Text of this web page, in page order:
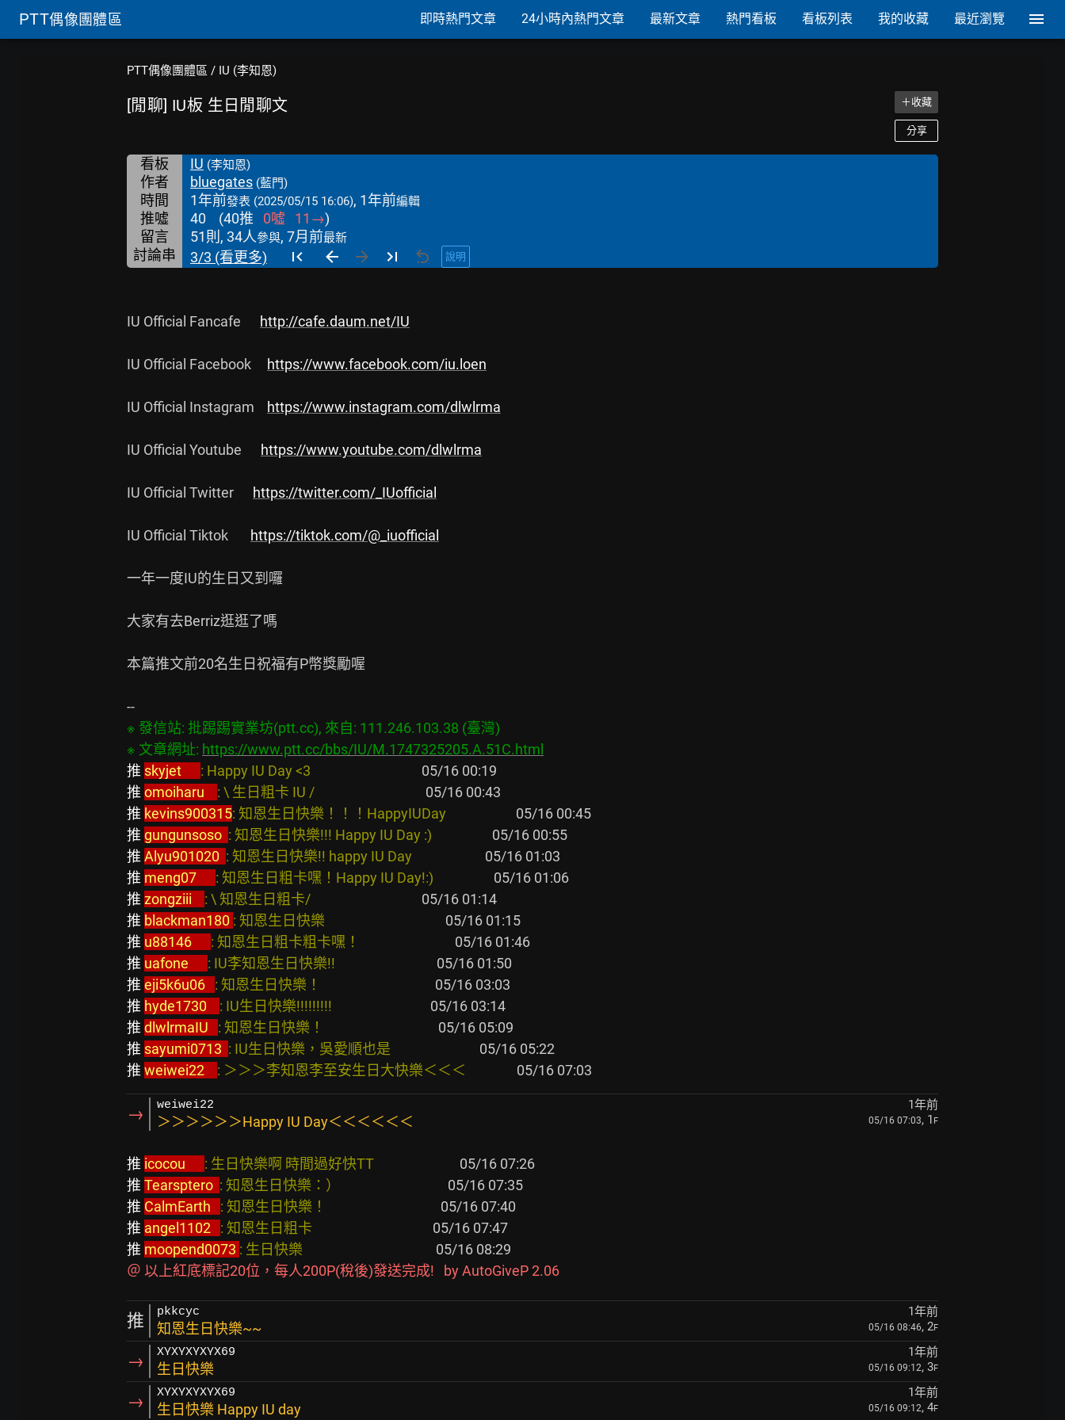
PTT偶像團體區 即時熱門文章 24小時內熱門文章 最新文章 熱門看板 看板列表 我的收藏 最近瀏覽
PTT偶像團體區 / IU (李知恩)
[閒聊] IU板 生日閒聊文 ＋收藏
分享
看板 IU (李知恩)
作者 bluegates (藍門)
時間 1年前發表 (2025/05/15 16:06), 1年前編輯
推噓 40 (40推 0噓 11 →)
留言
51則, 34人參與, 7月前最新
討論串 3/3 (看更多) 說明
IU Official Fancafe http://cafe.daum.net/IU
IU Official Facebook https://www.facebook.com/iu.loen
IU Official Instagram https://www.instagram.com/dlwlrma
IU Official Youtube https://www.youtube.com/dlwlrma
IU Official Twitter https://twitter.com/_IUofficial
IU Official Tiktok https://tiktok.com/@_iuofficial
一年一度IU的生日又到囉
大家有去Berriz逛逛了嗎
本篇推文前20名生日祝福有P幣獎勵喔
※ 發信站: 批踢踢實業坊(ptt.cc), 來自: 111.246.103.38 (臺灣)
※ 文章網址: https://www.ptt.cc/bbs/IU/M.1747325205.A.51C.html
推 skyjet : Happy IU Day <3
推 omoiharu : \ 生日粗卡 IU /
推 kevins900315: 知恩生日快樂！！！HappyIUDay
推 gungunsoso : 知恩生日快樂!!! Happy IU Day :)
推 Alyu901020 : 知恩生日快樂!! happy IU Day
推 meng07 : 知恩生日粗卡嘿！Happy IU Day!:)
推 zongziii : \ 知恩生日粗卡/
推 blackman180 : 知恩生日快樂
推 u88146 : 知恩生日粗卡粗卡嘿！
推 uafone : IU李知恩生日快樂!!
推 eji5k6u06 : 知恩生日快樂！
推 hyde1730 : IU生日快樂!!!!!!!!!
推 dlwlrmaIU : 知恩生日快樂！
推 sayumi0713 : IU生日快樂，吳愛順也是
推 weiwei22 : ＞＞＞李知恩李至安生日大快樂＜＜＜
→ weiwei22 1年前
＞＞＞＞＞＞Happy IU Day＜＜＜＜＜＜ 05/16 07:03, 1 F
推 icocou : 生日快樂啊 時間過好快TT
推 Tearsptero : 知恩生日快樂：）
推 CalmEarth : 知恩生日快樂！
推 angel1102 : 知恩生日粗卡
推 moopend0073 : 生日快樂
＠ 以上紅底標記20位，每人200P(稅後)發送完成!   by AutoGiveP 2.06
推 pkkcyc 1年前
知恩生日快樂~~ 05/16 08:46, 2F
→ XYXYXYXYX69 1年前
生日快樂 05/16 09:12, 3F
→ XYXYXYXYX69 1年前
生日快樂 Happy IU day 05/16 09:12, 4F